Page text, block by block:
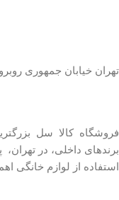
تهران خيابان جمهوری
فروشگاه کالا سل
برندهای داخلی، در
استفاده از لوازم خانگی